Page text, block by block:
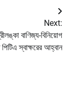
Next:
বাণিজ্য-বিনিয়োগ
স্বাক্ষরের আহ্বান